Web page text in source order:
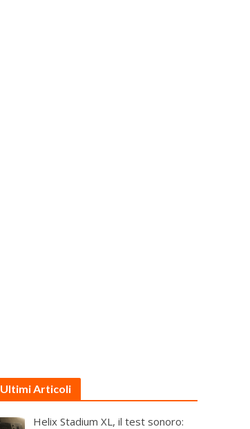
Ultimi Articoli
Helix Stadium XL, il test sonoro: